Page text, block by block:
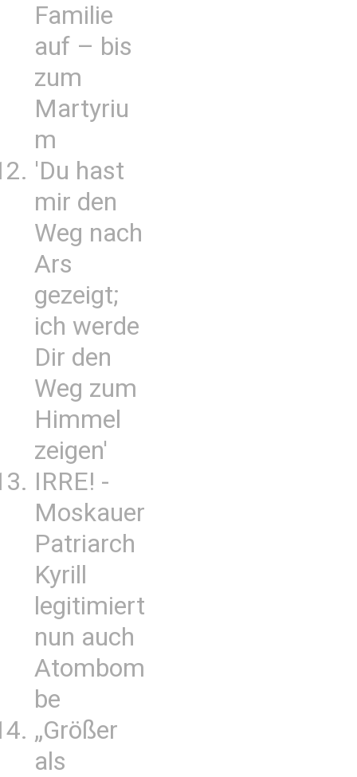
Familie
auf – bis
zum
Martyriu
m
'Du hast
mir den
Weg nach
Ars
gezeigt;
ich werde
Dir den
Weg zum
Himmel
zeigen'
IRRE! -
Moskauer
Patriarch
Kyrill
legitimiert
nun auch
Atombom
be
„Größer
als